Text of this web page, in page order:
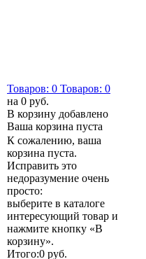
Товаров: 0 Товаров: 0
на 0 руб.
В корзину добавлено
Ваша корзина пуста
К сожалению, ваша
корзина пуста.
Исправить это
недоразумение очень
просто:
выберите в каталоге
интересующий товар и
нажмите кнопку «В
корзину».
Итого:0 руб.